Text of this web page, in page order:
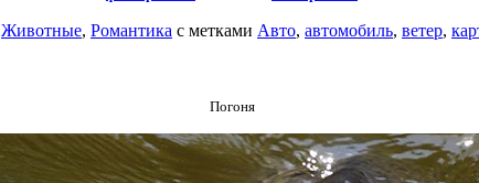
Животные, Романтика с метками Авто, автомобиль, ветер,
Погоня